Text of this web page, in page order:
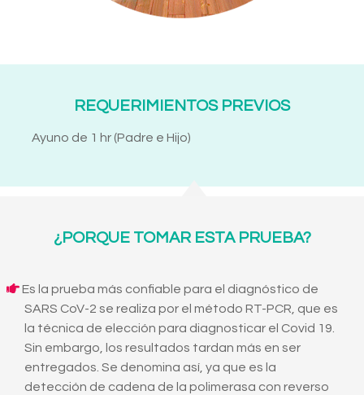
REQUERIMIENTOS PREVIOS
Ayuno de 1 hr (Padre e Hijo)
¿PORQUE TOMAR ESTA PRUEBA?
Es la prueba más confiable para el diagnóstico de
SARS CoV-2 se realiza por el método RT-PCR, que es
la técnica de elección para diagnosticar el Covid 19.
Sin embargo, los resultados tardan más en ser
entregados. Se denomina así, ya que es la
detección de cadena de la polimerasa con reverso